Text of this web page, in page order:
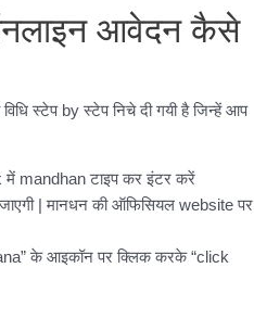
आवेदन कैसे
स्टेप by स्टेप निचे दी गयी है जिन्हें आप
mandhan टाइप कर इंटर करें
| मानधन की ऑफिसियल website पर
के आइकॉन पर क्लिक करके “click